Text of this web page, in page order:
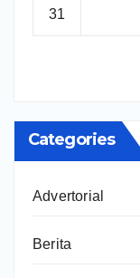
31
Categories
Advertorial
Berita